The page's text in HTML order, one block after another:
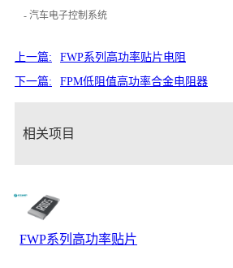
- 汽车电子控制系统
上一篇:
FWP系列高功率贴片电阻
下一篇:
FPM低阻值高功率合金电阻器
相关项目
FWP系列高功率贴片